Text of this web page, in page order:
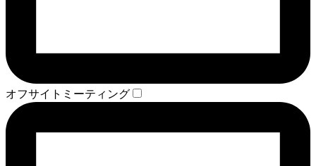
オフサイトミーティング